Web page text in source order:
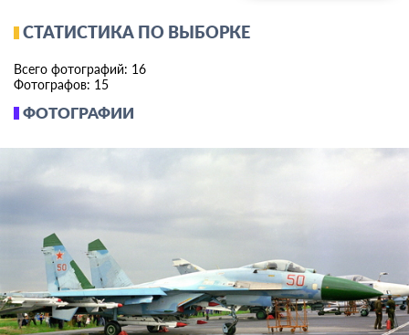
ФОТОГРАФИИ
СТАТИСТИКА ПО ВЫБОРКЕ
Всего фотографий: 16
Фотографов: 15